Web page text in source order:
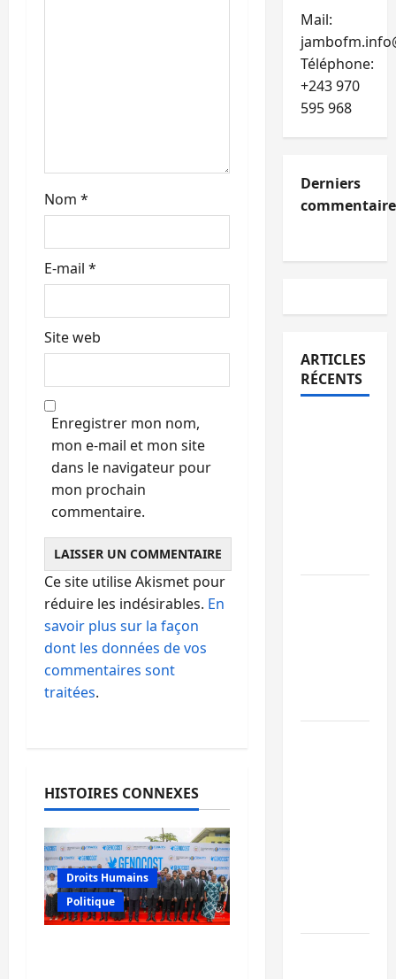
e
Nom *
E-mail *
Site web
Enregistrer mon nom,
mon e-mail et mon site
dans le navigateur pour
mon prochain
commentaire.
Ce site utilise Akismet pour
réduire les indésirables. En
savoir plus sur la façon
dont les données de vos
commentaires sont
traitées.
HISTOIRES CONNEXES
Droits Humains
Politique
Mail:
Téléphone:
+243 970
595 968
Derniers
ARTICLES
RÉCENTS